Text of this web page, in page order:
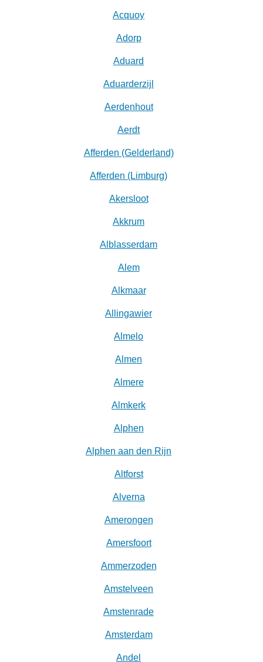
Acquoy
Adorp
Aduard
Aduarderzijl
Aerdenhout
Aerdt
Afferden (Gelderland)
Afferden (Limburg)
Akersloot
Akkrum
Alblasserdam
Alem
Alkmaar
Allingawier
Almelo
Almen
Almere
Almkerk
Alphen
Alphen aan den Rijn
Altforst
Alverna
Amerongen
Amersfoort
Ammerzoden
Amstelveen
Amstenrade
Amsterdam
Andel